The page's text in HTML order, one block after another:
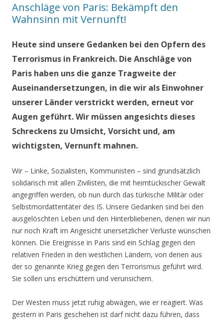
Anschläge von Paris: Bekämpft den
Wahnsinn mit Vernunft!
Heute sind unsere Gedanken bei den Opfern des
Terrorismus in Frankreich. Die Anschläge von
Paris haben uns die ganze Tragweite der
Auseinandersetzungen, in die wir als Einwohner
unserer Länder verstrickt werden, erneut vor
Augen geführt. Wir müssen angesichts dieses
Schreckens zu Umsicht, Vorsicht und, am
wichtigsten, Vernunft mahnen.
Wir – Linke, Sozialisten, Kommunisten – sind grundsätzlich
solidarisch mit allen Zivilisten, die mit heimtückischer Gewalt
angegriffen werden, ob nun durch das türkische Militär oder
Selbstmordattentäter des IS. Unsere Gedanken sind bei den
ausgelöschten Leben und den Hinterbliebenen, denen wir nun
nur noch Kraft im Angesicht unersetzlicher Verluste wünschen
können. Die Ereignisse in Paris sind ein Schlag gegen den
relativen Frieden in den westlichen Ländern, von denen aus
der so genannte Krieg gegen den Terrorismus geführt wird.
Sie sollen uns erschüttern und verunsichern.
Der Westen muss jetzt ruhig abwägen, wie er reagiert. Was
gestern in Paris geschehen ist darf nicht dazu führen, dass